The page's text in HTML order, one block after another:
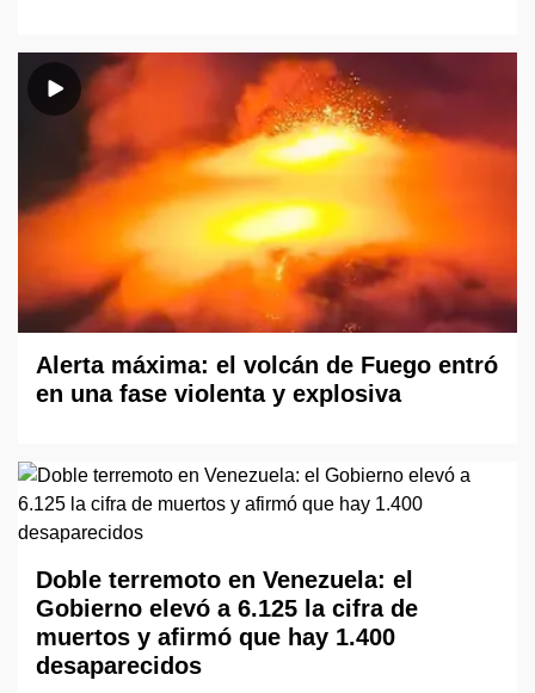
Alerta máxima: el volcán de Fuego entró
en una fase violenta y explosiva
Doble terremoto en Venezuela: el
Gobierno elevó a 6.125 la cifra de
muertos y afirmó que hay 1.400
desaparecidos